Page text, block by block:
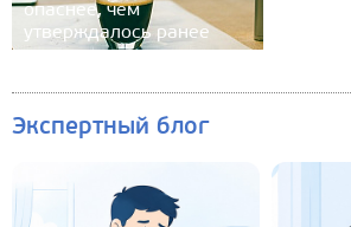
опаснее, чем
утверждалось ранее
Экспертный блог